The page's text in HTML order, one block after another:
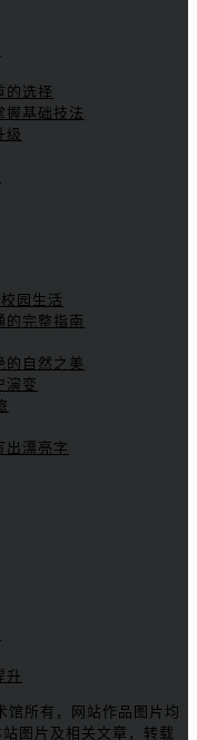
的选择
握基础技法
级
园生活
的完整指南
的自然之美
演变
出漂亮字
升
馆所有，网站作品图片均
图片及相关文章，转载